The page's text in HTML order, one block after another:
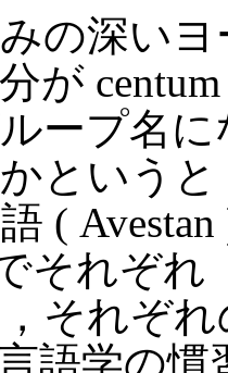
の深い
が
ープ名に
という
(
それぞ
それぞ
語学の慣